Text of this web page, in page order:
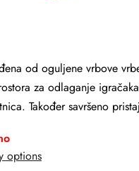
od oguljene vrbove
za odlaganje
Također savršeno
options